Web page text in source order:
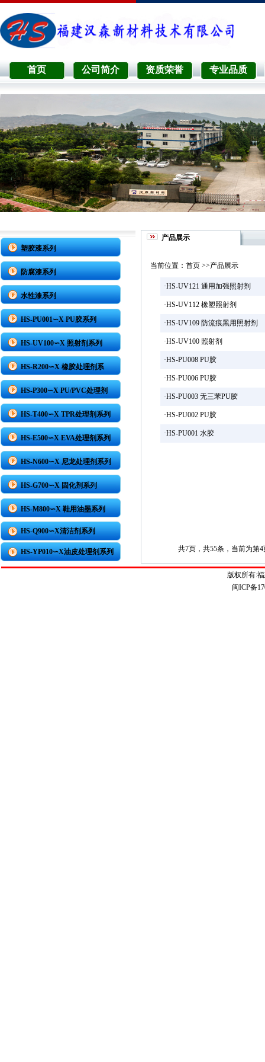
首页 公司简介 资质荣誉 专业品质
塑胶漆系列
防腐漆系列
水性漆系列
HS-PU001∽X PU胶系列
HS-UV100∽X 照射剂系列
HS-R200∽X 橡胶处理剂系
HS-P300∽X PU/PVC处理剂
HS-T400∽X TPR处理剂系列
HS-E500∽X EVA处理剂系列
HS-N600∽X 尼龙处理剂系列
HS-G700∽X 固化剂系列
HS-M800∽X 鞋用油墨系列
HS-Q900∽X清洁剂系列
HS-YP010∽X油皮处理剂系列
产品展示
当前位置：首页 >>产品展示
·HS-UV121 通用加强照射剂
·HS-UV112 橡塑照射剂
·HS-UV109 防流痕黑用照射剂
·HS-UV100 照射剂
·HS-PU008 PU胶
·HS-PU006 PU胶
·HS-PU003 无三苯PU胶
·HS-PU002 PU胶
·HS-PU001 水胶
共7页，共55条，当前为第
版权所有:
闽ICP备